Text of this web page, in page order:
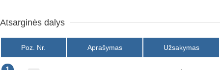
Atsarginės dalys
Poz. Nr. Aprašymas Užsakymas